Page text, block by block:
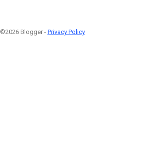
©2026 Blogger - Privacy Policy